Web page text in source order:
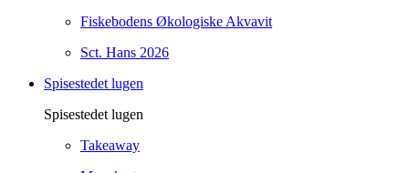
Fiskebodens Økologiske Akvavit
Sct. Hans 2026
Spisestedet lugen
Spisestedet lugen
Takeaway